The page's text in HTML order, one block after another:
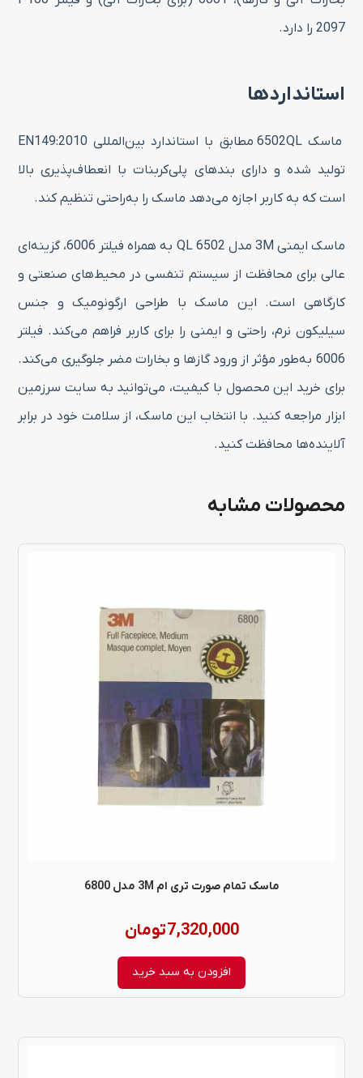
2097 را دارد.
استانداردها
ماسک 6502QL مطابق با استاندارد بین‌المللی EN149:2010
تولید شده و دارای بندهای پلی‌کربنات با انعطاف‌پذیری بالا
است که به کاربر اجازه می‌دهد ماسک را به‌راحتی تنظیم کند.
ماسک ایمنی 3M مدل 6502 QL به همراه فیلتر 6006، گزینه‌ای
عالی برای محافظت از سیستم تنفسی در محیط‌های صنعتی و
کارگاهی است. این ماسک با طراحی ارگونومیک و جنس
سیلیکون نرم، راحتی و ایمنی را برای کاربر فراهم می‌کند. فیلتر
6006 به‌طور مؤثر از ورود گازها و بخارات مضر جلوگیری می‌کند.
برای خرید این محصول با کیفیت، می‌توانید به سایت سرزمین
ابزار مراجعه کنید. با انتخاب این ماسک، از سلامت خود در برابر
آلاینده‌ها محافظت کنید.
محصولات مشابه
ماسک تمام صورت تری ام 3M مدل 6800
7,320,000تومان
افزودن به سبد خرید